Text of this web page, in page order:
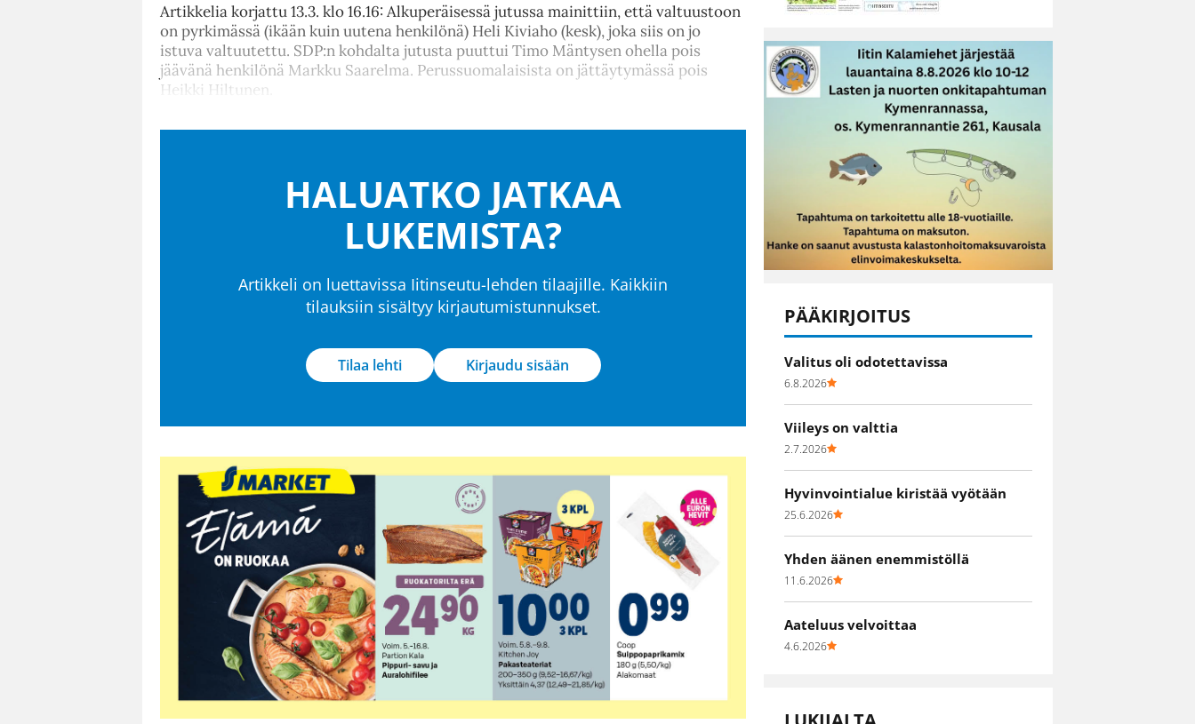
Artikkelia korjattu 13.3. klo 16.16: Alkuperäisessä jutussa mainittiin, että valtuustoon
on pyrkimässä (ikään kuin uutena henkilönä) Heli Kiviaho (kesk), joka siis on jo
istuva valtuutettu. SDP:n kohdalta jutusta puuttui Timo Mäntysen ohella pois
jäävänä henkilönä Markku Saarelma. Perussuomalaisista on jättäytymässä pois
Heikki Hiltunen.
HALUATKO JATKAA
LUKEMISTA?
Artikkeli on luettavissa Iitinseutu-lehden tilaajille. Kaikkiin
tilauksiin sisältyy kirjautumistunnukset.
Tilaa lehti Kirjaudu sisään
PÄÄKIRJOITUS
Valitus oli odotettavissa
6.8.2026
Viileys on valttia
2.7.2026
Hyvinvointialue kiristää vyötään
25.6.2026
Yhden äänen enemmistöllä
11.6.2026
Aateluus velvoittaa
4.6.2026